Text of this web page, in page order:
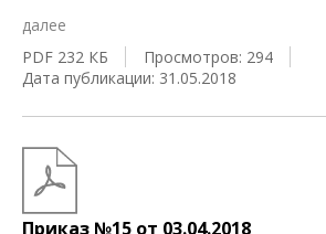
далее
PDF 232 КБ
Просмотров: 294
Дата публикации: 31.05.2018
Приказ №15 от 03.04.2018